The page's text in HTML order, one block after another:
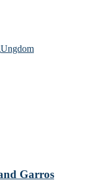
Ungdom
Garros